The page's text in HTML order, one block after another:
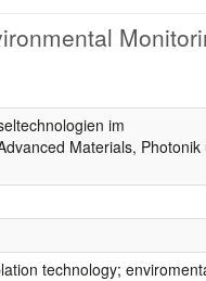
im
Materials, Photonik
technology;